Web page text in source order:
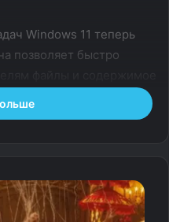
Windows 11 теперь
позволяет быстро